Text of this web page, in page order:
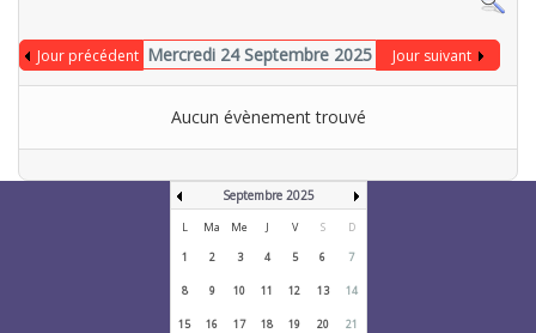
Jour précédent Mercredi 24 Septembre 2025 Jour suivant
Aucun évènement trouvé
Septembre 2025
L Ma Me J V S
D
1
2 3 4 5 6 7
8 9 10 11 12 13 14
15 16 17 18 19 20 21